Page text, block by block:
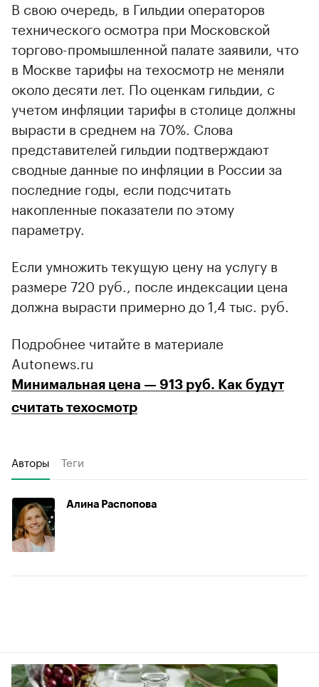
В свою очередь, в Гильдии операторов
технического осмотра при Московской
торгово-промышленной палате заявили, что
в Москве тарифы на техосмотр не меняли
около десяти лет. По оценкам гильдии, с
учетом инфляции тарифы в столице должны
вырасти в среднем на 70%. Слова
представителей гильдии подтверждают
сводные данные по инфляции в России за
последние годы, если подсчитать
накопленные показатели по этому
параметру.
Если умножить текущую цену на услугу в
размере 720 руб., после индексации цена
должна вырасти примерно до 1,4 тыс. руб.
Подробнее читайте в материале
Autonews.ru
Минимальная цена — 913 руб. Как будут
считать техосмотр
Авторы Теги
Алина Распопова